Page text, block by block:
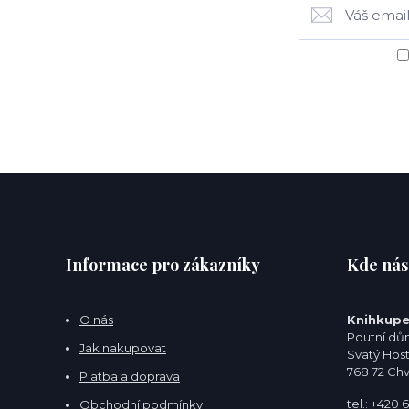
Informace pro zákazníky
O nás
Jak nakupovat
Platba a doprava
Obchodní podmínky
Kde
Poutní
Svatý
768 72
tel.: +420